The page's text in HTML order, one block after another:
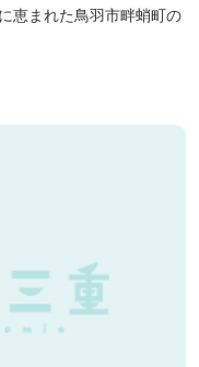
恵まれた鳥羽市畔蛸町の